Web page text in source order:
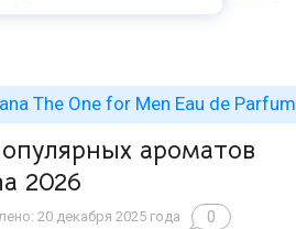
The One for Men Eau de Parfum
ароматов
2026
20 декабря 2025 года 0